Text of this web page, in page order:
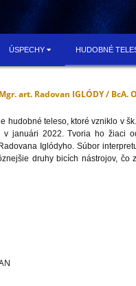
ÚSPECHY HUDOBNÉ
art. Radovan IGLÓDY / BcA.
hudobné teleso, ktoré vzniklo v
v januári 2022. Tvoria ho žiaci
Iglódyho. Súbor
druhy bicích nástrojov,